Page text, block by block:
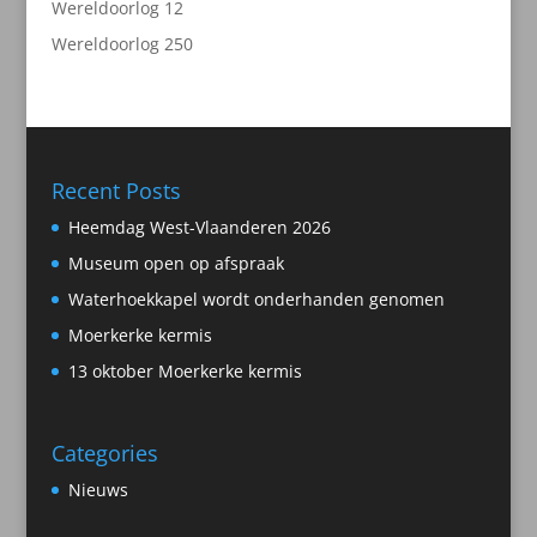
Wereldoorlog 122
producten
Wereldoorlog 25050
Recent Posts
Heemdag West-Vlaanderen 2026
Museum open op afspraak
Waterhoekkapel wordt onderhanden genomen
Moerkerke kermis
13 oktober Moerkerke kermis
Categories
Nieuws